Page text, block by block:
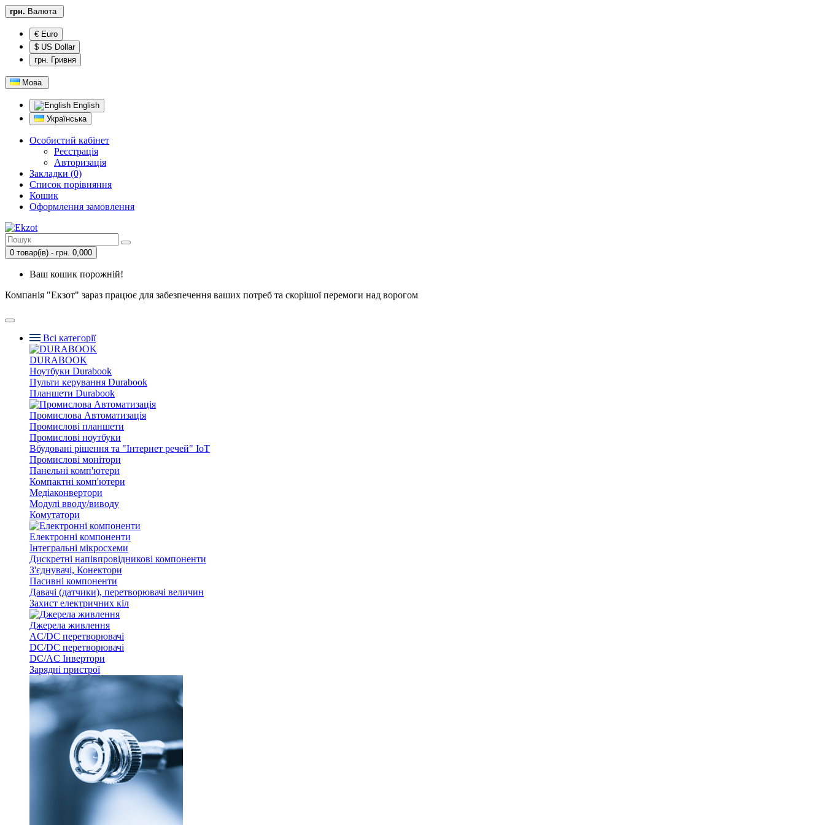
грн. Валюта
€ Euro
$ US Dollar
грн. Гривня
Мова
English
Українська
Особистий кабінет
Реєстрація
Авторизація
Закладки (0)
Список порівняння
Кошик
Оформлення замовлення
0 товар(ів) - грн. 0,000
Ваш кошик порожній!
Компанія "Екзот" зараз працює для забезпечення ваших потреб та скорішої перемоги над ворогом
Всі категорії
DURABOOK
Ноутбуки Durabook
Пульти керування Durabook
Планшети Durabook
Промислова Автоматизація
Промислові планшети
Промислові ноутбуки
Вбудовані рішення та "Інтернет речей" IoT
Промислові монітори
Панельні комп'ютери
Компактні комп'ютери
Медіаконвертори
Модулі вводу/виводу
Комутатори
Електронні компоненти
Інтегральні мікросхеми
Дискретні напівпровідникові компоненти
З'єднувачі, Конектори
Пасивні компоненти
Давачі (датчики), перетворювачі величин
Захист електричних кіл
Джерела живлення
AC/DC перетворювачі
DC/DC перетворювачі
DC/AC Інвертори
Зарядні пристрої